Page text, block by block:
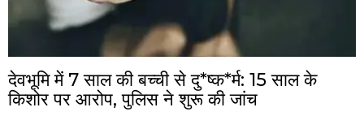
देवभूमि में 7 साल की बच्ची से दु*ष्क*र्म: 15 साल के
किशोर पर आरोप, पुलिस ने शुरू की जांच